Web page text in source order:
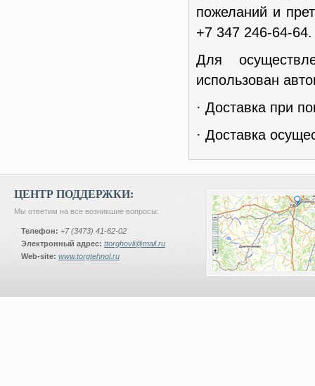
пожеланий и
+7 347 246-64-64.
Для
использован
· Доставка при
· Доставка
ЦЕНТР ПОДДЕРЖКИ:
Мы ответим на все возникшие вопросы:
Телефон: +7 (3473) 41-62-02
Электронный адрес: ttorghovli@mail.ru
Web-site: www.torgtehnol.ru